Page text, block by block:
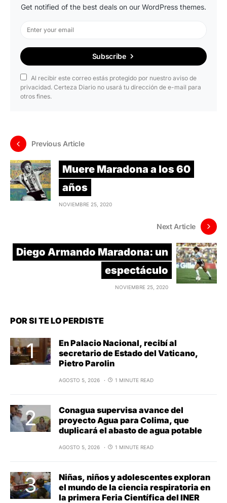
Get notified of the best deals on our WordPress themes.
Subscribe
Al recibir este correo estás protegido por nuestro aviso de
privacidad. Certeza Diario no usará tu dirección de e-mail para
otros fines.
Previous Article
Muere Maradona a los 60
años
NOVIEMBRE 25, 2020
Next Article
Diego Armando Maradona: un
espectáculo
NOVIEMBRE 25, 2020
POR SI TE LO PERDISTE
En Palacio Nacional, recibí al
secretario de Estado del Vaticano,
Pietro Parolin
AGOSTO 5, 2026 1 MINUTE READ
Conagua supervisa avance del
proyecto Agua para Colima, que
duplicará el abasto de agua potable
AGOSTO 5, 2026 1 MINUTE READ
Niñas, niños y adolescentes exploran
el mundo de la ciencia respiratoria en
la primera Feria Científica del INER